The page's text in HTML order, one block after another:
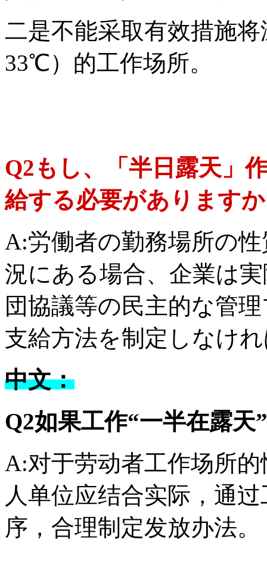
二是不能采取有效措施
33℃）的工作场所。
Q2もし、「半日露天」
給する必要があります
A:労働者の勤務場所の
況にある場合、企業は
団協議等の民主的な管
支給方法を制定しなけ
中文：
Q2如果工作“一半在露
A:对于劳动者工作场所
人单位应结合实际，通
序，合理制定发放办法。